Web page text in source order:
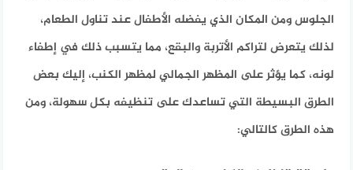
الجلوس ومن المكان الذي يفضله الأطفال عند تناول الطعام،
لذلك يتعرض لتراكم الأتربة والبقع، مما يتسبب ذلك في إطفاء
لونه، كما يؤثر على المظهر الجمالي لمظهر الكنب، إليك بعض
الطرق البسيطة التي تساعدك على تنظيفه بكل سهولة، ومن
هذه الطرق كالتالي: